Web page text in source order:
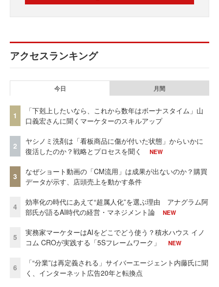
アクセスランキング
今日 月間
1
「下剋上したいなら、これから数年はボーナスタイム」山
口義宏さんに聞くマーケターのスキルアップ
2
ヤシノミ洗剤は「看板商品に傷が付いた状態」からいかに
復活したのか？戦略とプロセスを聞く
NEW
3
なぜショート動画の「CM流用」は成果が出ないのか？購買
データが示す、店頭売上を動かす条件
4
効率化の時代にあえて“超属人化”を選ぶ理由 アナグラム阿
部氏が語るAI時代の経営・マネジメント論
NEW
5
実務家マーケターはAIをどこでどう使う？積水ハウス イノ
コム CROが実践する「5Sフレームワーク」
NEW
6
「“分業”は再定義される」サイバーエージェント内藤氏に聞
く、インターネット広告20年と転換点